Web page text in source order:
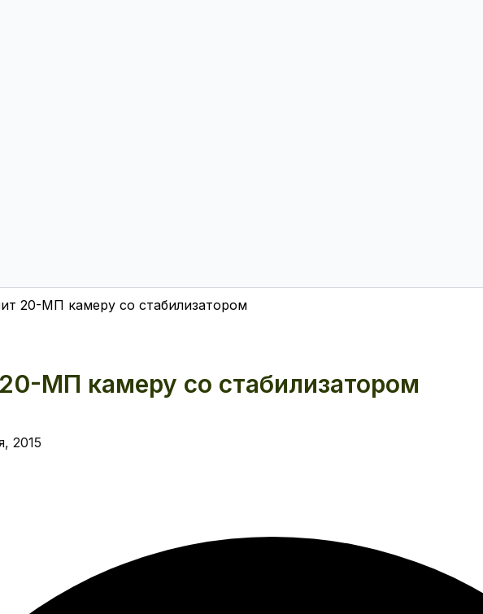
20-МП камеру со стабилизатором
МП камеру со стабилизатором
2015